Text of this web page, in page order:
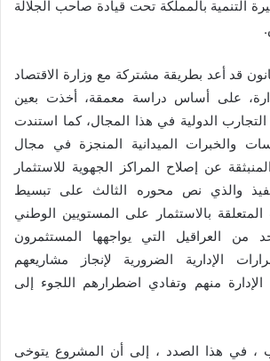
التنمية بالمملكة تحت قيادة صاحب الجلالة
قد أعد بطريقة مشتركة مع وزارة الاقتصاد
على أساس دراسة معمقة، أخذت بعين
الدولية في هذا المجال، كما استندت
والخبرات الميدانية المنجزة في مجال
عن إصلاح المراكز الجهوية للاستثمار
والذي نص محوره الثالث على تبسيط
بالاستثمار على المستويين الوطني
من العراقيل التي يواجهها المستثمرون
الإدارية الضرورية لإنجاز مشاريعهم
الإدارة منهم وتفادي اضطرارهم اللجوء إلى
، في هذا الصدد ، إلى أن المشروع يتوخى